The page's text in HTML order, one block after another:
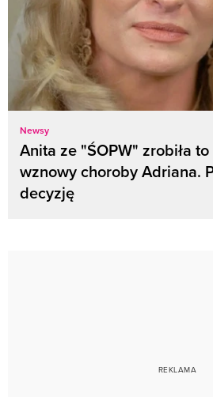
Newsy
Anita ze "ŚOPW" zrobiła
wznowy choroby Adriana.
decyzję